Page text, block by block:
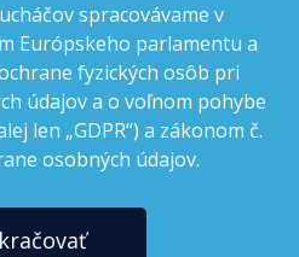
spracovávame v
Európskeho parlamentu a
fyzických osôb pri
údajov a o voľnom pohybe
len „GDPR“) a zákonom č.
osobných údajov.